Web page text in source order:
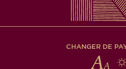
CHANGER DE